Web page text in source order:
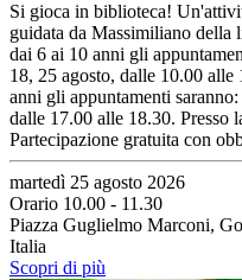
Si gioca in biblioteca!
guidata da Massimiliano
dai 6 ai 10 anni gli
18, 25 agosto, dalle 10.00
anni gli appuntamenti
dalle 17.00 alle 18.30. Presso
Partecipazione gratuita con
martedì 25 agosto 2026
Orario 10.00 - 11.30
Piazza Guglielmo Marconi,
Italia
Scopri di più